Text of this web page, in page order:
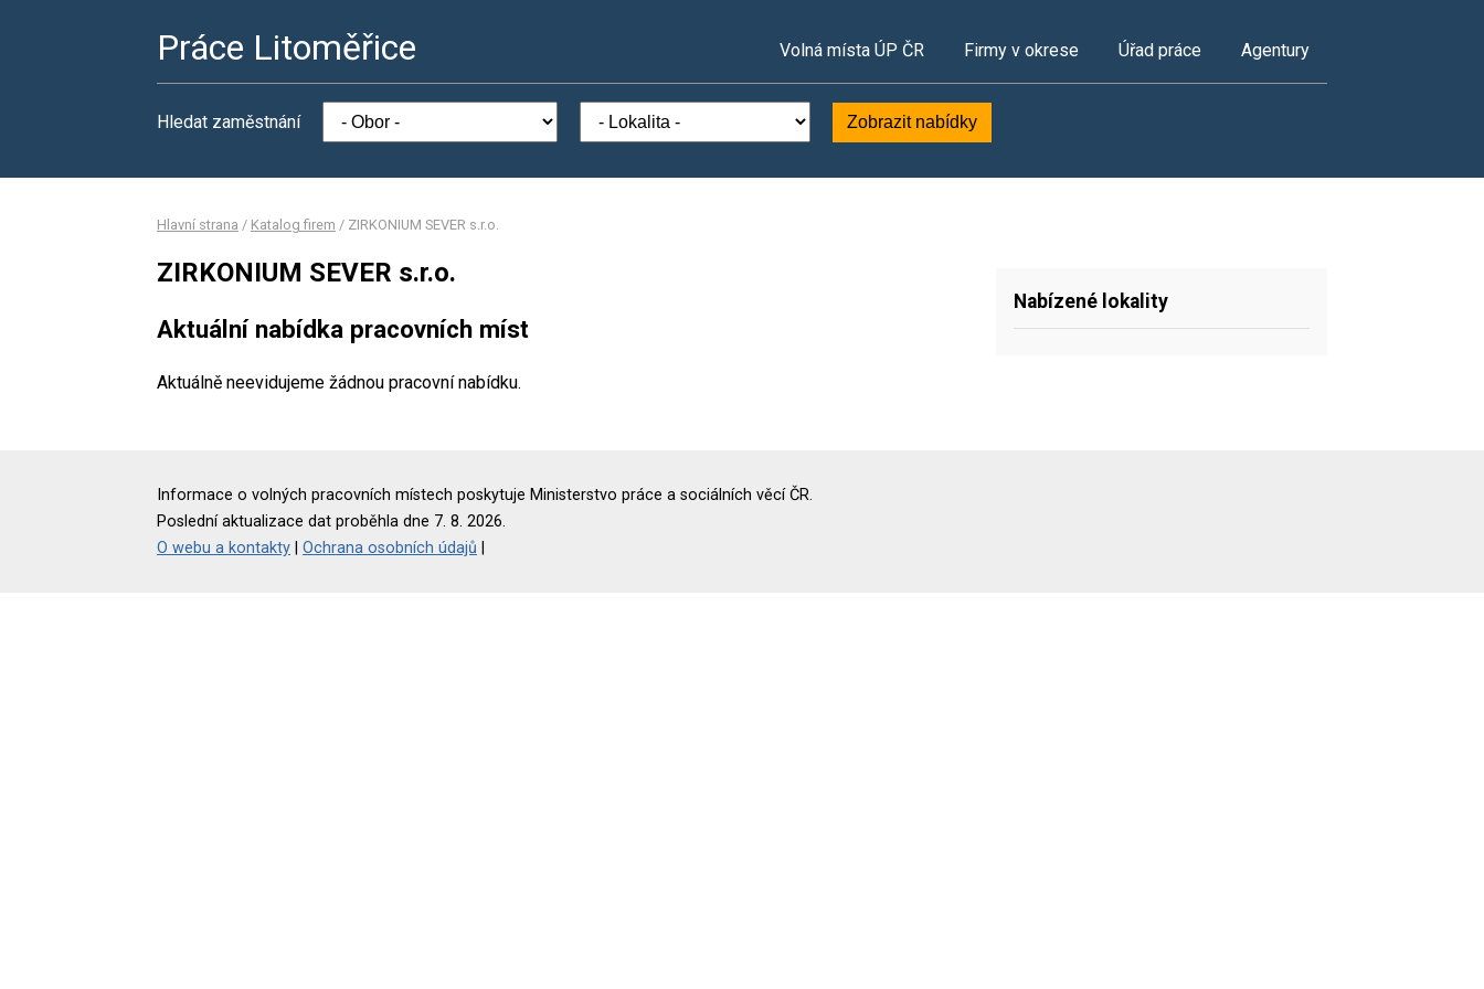
Práce Litoměřice Volná místa ÚP ČR Firmy v okrese Úřad práce Agentury
Hledat zaměstnání Zobrazit nabídky
Hlavní strana / Katalog firem / ZIRKONIUM SEVER s.r.o.
ZIRKONIUM SEVER s.r.o.
Aktuální nabídka pracovních míst
Aktuálně neevidujeme žádnou pracovní nabídku.
Nabízené lokality
Informace o volných pracovních místech poskytuje Ministerstvo práce a sociálních věcí ČR.
Poslední aktualizace dat proběhla dne 7. 8. 2026.
O webu a kontakty
Ochrana osobních údajů